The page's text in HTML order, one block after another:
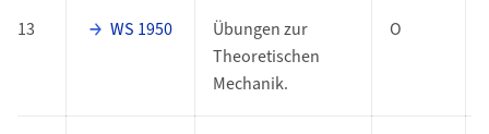
13 WS 1950
Übungen zur
Theoretischen
Mechanik.
O